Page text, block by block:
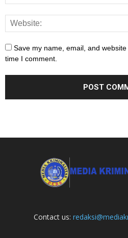
Save my name, email, and
time I comment.
Contact us: